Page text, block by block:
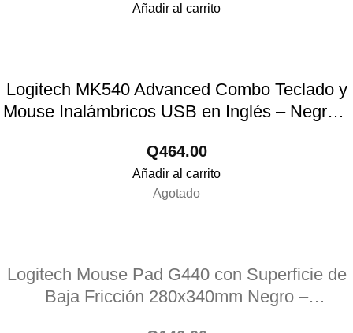
Añadir al carrito
Logitech MK540 Advanced Combo Teclado y
Mouse Inalámbricos USB en Inglés – Negro –
Q464.00
Añadir al carrito
Agotado
Logitech Mouse Pad G440 con Superficie de
Baja Fricción 280x340mm Negro –